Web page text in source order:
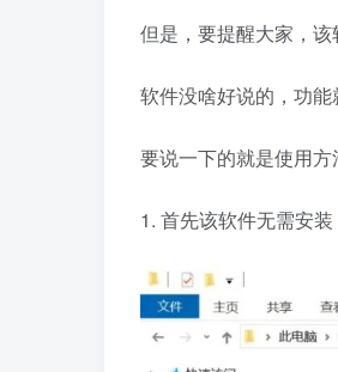
但是，要提醒大家，该
软件没啥好说的，功能
要说一下的就是使用
1. 首先该软件无需安